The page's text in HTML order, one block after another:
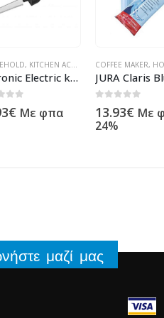
ARTICLES,ΠΡΟΪΌΝΤΑ ΠΛΗΡΟΦΟΡΙΚΉΣ -
, KITCHEN ACCESSORY ,KNIFES AND
Clatronic Electric knife EM 3702 black-inox
€ Με φπα
COFFEE MAKER,
13.93€ Με
24%
μαζί μας